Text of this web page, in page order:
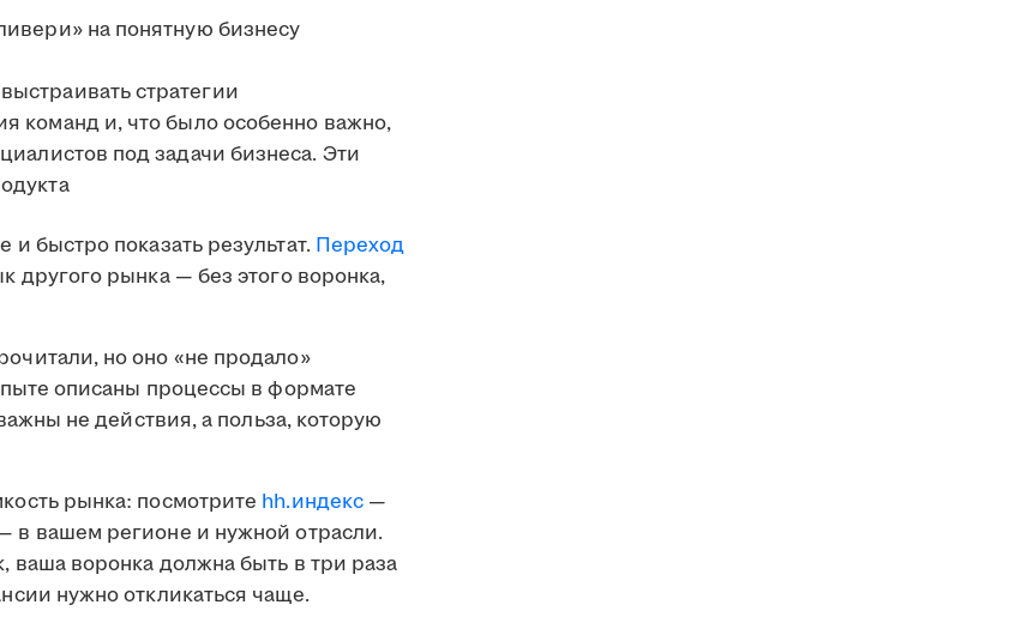
на понятную бизнесу
стратегии
команд и, что было особенно важно,
под задачи бизнеса. Эти
быстро показать результат. Переход
другого рынка — без этого воронка,
но оно «не продало»
описаны процессы в формате
не действия, а польза, которую
рынка: посмотрите hh.индекс —
в вашем регионе и нужной отрасли.
ваша воронка должна быть в три раза
нужно откликаться чаще.